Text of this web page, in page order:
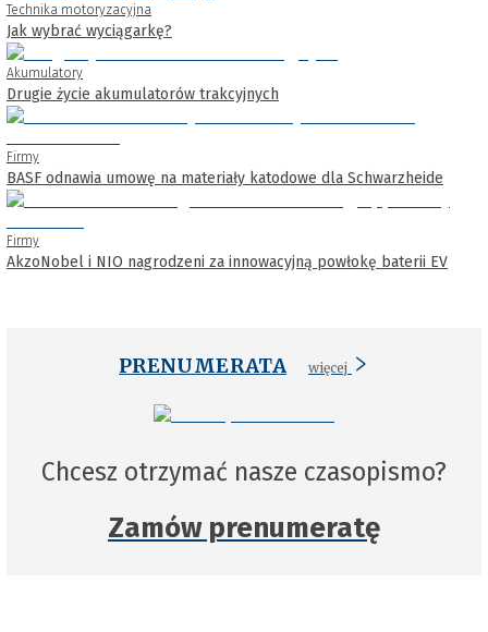
Technika motoryzacyjna
Jak wybrać wyciągarkę?
Akumulatory
Drugie życie akumulatorów trakcyjnych
Firmy
BASF odnawia umowę na materiały katodowe dla Schwarzheide
Firmy
AkzoNobel i NIO nagrodzeni za innowacyjną powłokę baterii EV
PRENUMERATA więcej
Chcesz otrzymać nasze czasopismo?
Zamów prenumeratę